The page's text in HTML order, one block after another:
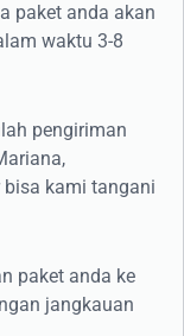
penanganan
untuk cara kirim
terjamin:
Kepulauan
paket anda akan
waktu 3-8
pengiriman
bisa kami tangani
paket anda ke
jangkauan